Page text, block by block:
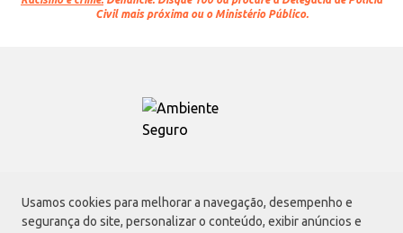
Usamos cookies para melhorar a navegação, desempenho e
segurança do site, personalizar o conteúdo, exibir anúncios e
Civil mais próxima ou o Ministério Público.
Atacadão S.A.
Avenida Morvan Dias de Figueiredo, 6169, Vila Maria, São Paulo - SP | CEP
02170-901 | CNPJ: 75.315.333/0001-09